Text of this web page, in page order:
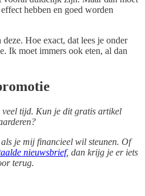
hebben en goed worden
Hoe exact, dat lees je onder
Ik moet immers ook eten, al dan
veel tijd. Kun je dit gratis artikel
je mij financieel wil steunen. Of
nieuwsbrief, dan krijg je er iets
terug.